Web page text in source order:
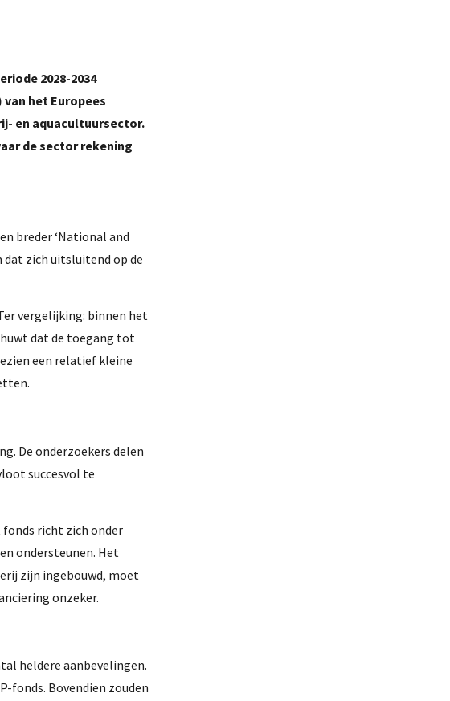
2028-2034
het Europees
en aquacultuursector.
de sector rekening
breder ‘National and
dat zich uitsluitend op de
vergelijking: binnen het
dat de toegang tot
een relatief kleine
De onderzoekers delen
succesvol te
fonds richt zich onder
ondersteunen. Het
zijn ingebouwd, moet
onzeker.
heldere aanbevelingen.
fonds. Bovendien zouden